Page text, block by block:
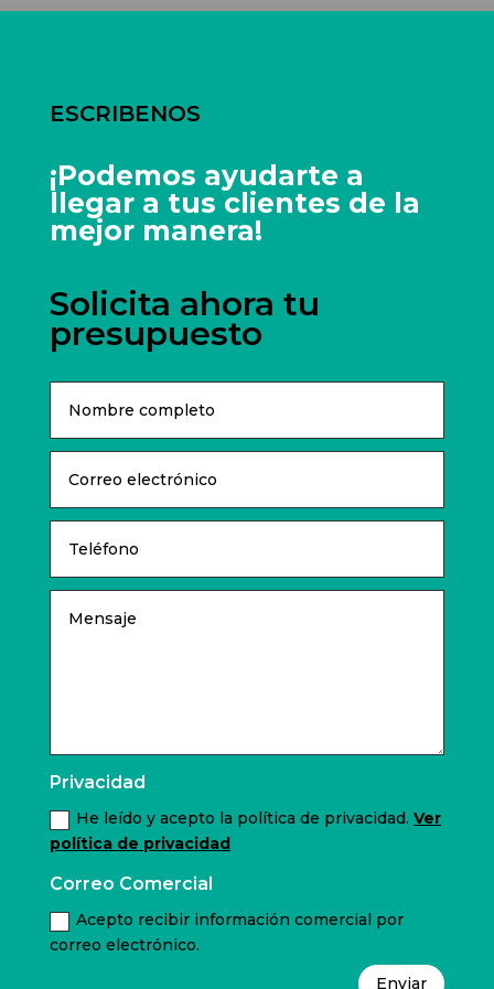
ESCRIBENOS
¡Podemos ayudarte a
llegar a tus clientes de la
mejor manera!
Solicita ahora tu
presupuesto
Privacidad
He leído y acepto la política de privacidad.Ver
política de privacidad
Correo Comercial
Acepto recibir información comercial por
correo electrónico.
Enviar